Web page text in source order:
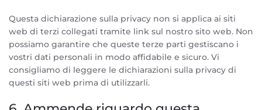
Questa dichiarazione sulla privacy non si applica ai siti
web di terzi collegati tramite link sul nostro sito web. Non
possiamo garantire che queste terze parti gestiscano i
vostri dati personali in modo affidabile e sicuro. Vi
consigliamo di leggere le dichiarazioni sulla privacy di
questi siti web prima di utilizzarli.